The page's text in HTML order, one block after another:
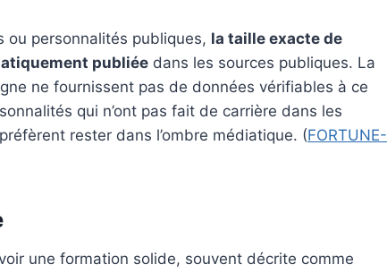
ou personnalités publiques, la taille exacte de
publiée dans les sources publiques. La
ne fournissent pas de données vérifiables à ce
qui n’ont pas fait de carrière dans les
rester dans l’ombre médiatique. (FORTUNE-
une formation solide, souvent décrite comme